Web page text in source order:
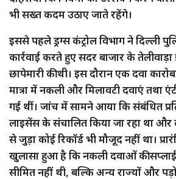
भी सख्त कदम उठाए जाते रहेंगे।
इससे पहले ड्रग्स कंट्रोल विभाग ने दिल्ली
कार्रवाई करते हुए सदर बाजार के
छापेमारी की थी। इस दौरान एक दवा
मात्रा में नकली और मिलावटी दवाएं तथा
गई थीं। जांच में सामने आया कि संबंधित
लाइसेंस के संचालित किया जा रहा था और
से जुड़ा कोई रिकॉर्ड भी मौजूद नहीं था।
खुलासा हुआ है कि नकली दवाओं की
सीमित नहीं थी, बल्कि अन्य राज्यों और